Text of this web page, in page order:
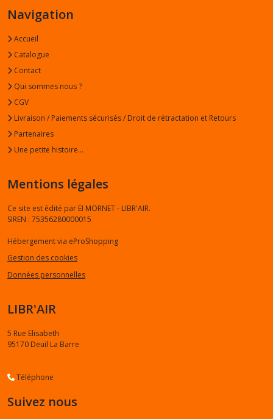
les
résultats
Navigation
Accueil
Catalogue
Contact
Qui sommes nous ?
CGV
Livraison / Paiements sécurisés / Droit de rétractation et Retours
Partenaires
Une petite histoire...
Mentions légales
Ce site est édité par EI MORNET - LIBR'AIR.
SIREN : 75356280000015
Hébergement via eProShopping
Gestion des cookies
Données personnelles
LIBR'AIR
5 Rue Elisabeth
95170 Deuil La Barre
Téléphone
Suivez nous